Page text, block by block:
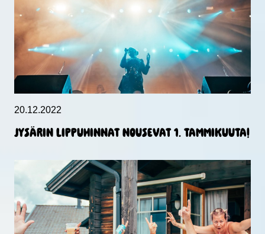
20.12.2022
JYSÄRIN LIPPUHINNAT NOUSEVAT 1. TAMMIKUUTA!